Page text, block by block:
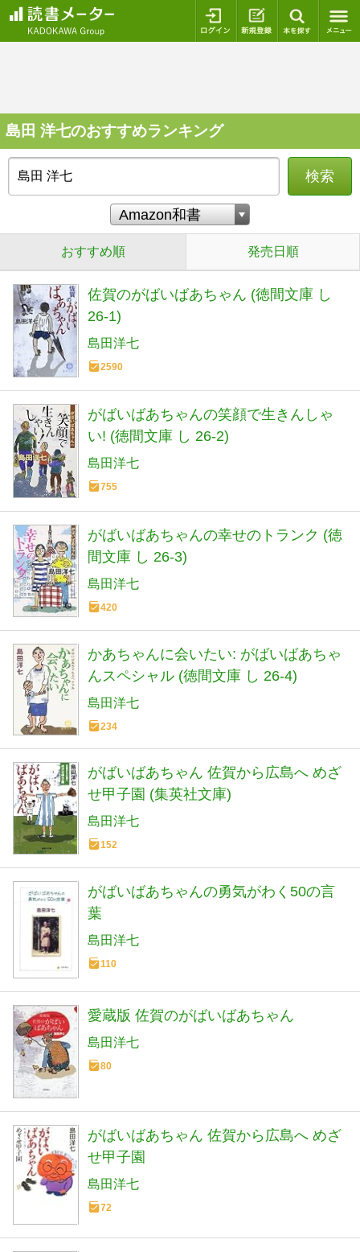
ログイン 新規登録
島田 洋七のおすすめランキング
検索
おすすめ順 発売日順
佐賀のがばいばあちゃん (徳間文庫 し
26-1)
島田洋七
2590
がばいばあちゃんの笑顔で生きんしゃ
い! (徳間文庫 し 26-2)
島田洋七
755
がばいばあちゃんの幸せのトランク (徳
間文庫 し 26-3)
島田洋七
420
かあちゃんに会いたい: がばいばあちゃ
んスペシャル (徳間文庫 し 26-4)
島田洋七
234
がばいばあちゃん 佐賀から広島へ めざ
せ甲子園 (集英社文庫)
島田洋七
152
がばいばあちゃんの勇気がわく50の言
葉
島田洋七
110
愛蔵版 佐賀のがばいばあちゃん
島田洋七
80
がばいばあちゃん 佐賀から広島へ めざ
せ甲子園
島田洋七
72